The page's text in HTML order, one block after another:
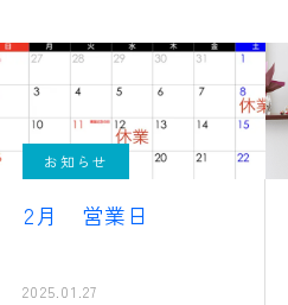
お知らせ
2月 営業日
2025.01.27